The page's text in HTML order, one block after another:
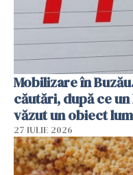
Mobilizare în
căutări, după ce un
văzut un obiect
27 IULIE 2026